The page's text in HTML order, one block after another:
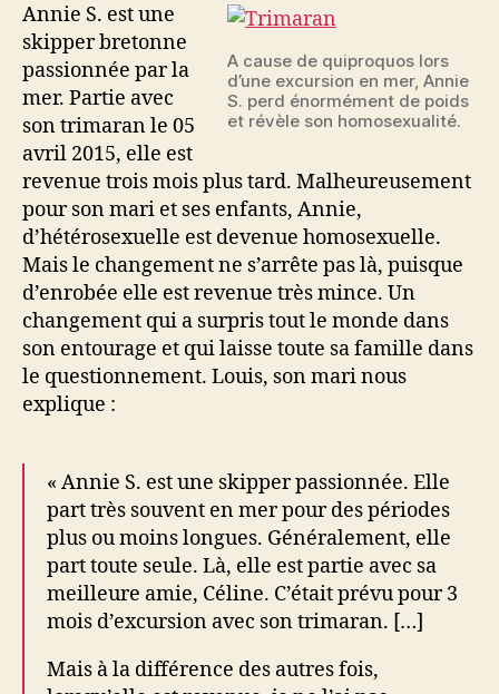
!
A cause de quiproquos lors
d’une excursion en mer, Annie
S. perd énormément de poids
et révèle son homosexualité.
Annie S. est une
skipper bretonne
passionnée par la
mer. Partie avec
son trimaran le 05
avril 2015, elle est
revenue trois mois plus tard. Malheureusement
pour son mari et ses enfants, Annie,
d’hétérosexuelle est devenue homosexuelle.
Mais le changement ne s’arrête pas là, puisque
d’enrobée elle est revenue très mince. Un
changement qui a surpris tout le monde dans
son entourage et qui laisse toute sa famille dans
le questionnement. Louis, son mari nous
explique :
« Annie S. est une skipper passionnée. Elle
part très souvent en mer pour des périodes
plus ou moins longues. Généralement, elle
part toute seule. Là, elle est partie avec sa
meilleure amie, Céline. C’était prévu pour 3
mois d’excursion avec son trimaran. […]
Mais à la différence des autres fois,